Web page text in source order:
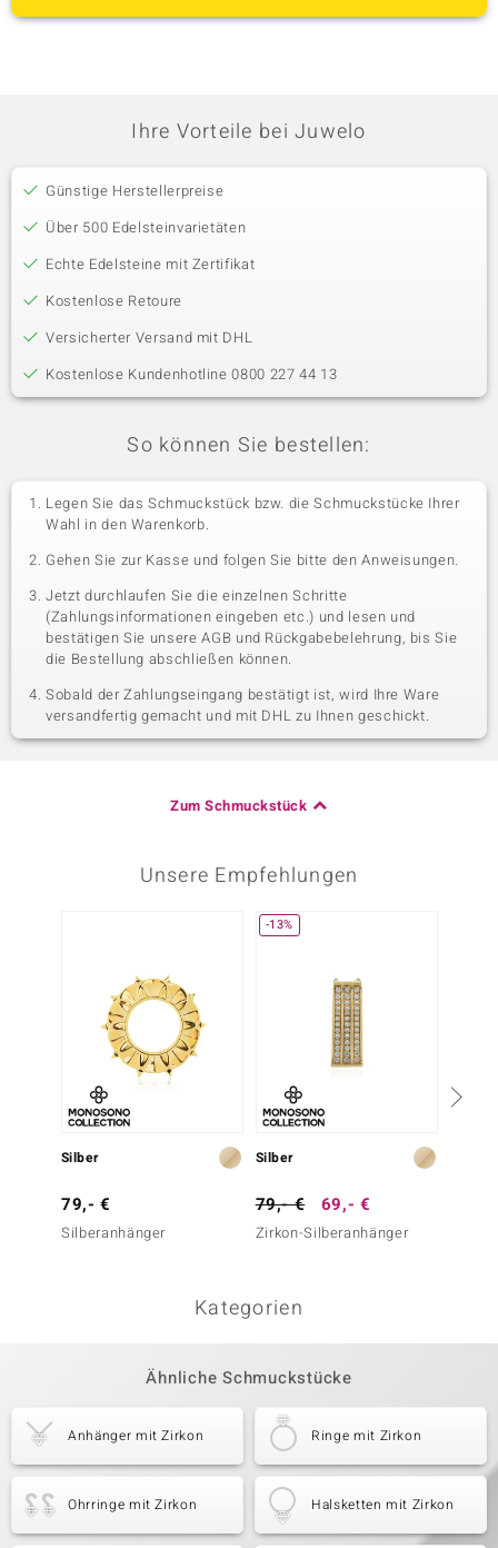
Ihre Vorteile bei Juwelo
Günstige Herstellerpreise
Über 500 Edelsteinvarietäten
Echte Edelsteine mit Zertifikat
Kostenlose Retoure
Versicherter Versand mit DHL
Kostenlose Kundenhotline 0800 227 44 13
So können Sie bestellen:
Legen Sie das Schmuckstück bzw. die Schmuckstücke Ihrer
Wahl in den Warenkorb.
Gehen Sie zur Kasse und folgen Sie bitte den Anweisungen.
Jetzt durchlaufen Sie die einzelnen Schritte
(Zahlungsinformationen eingeben etc.) und lesen und
bestätigen Sie unsere AGB und Rückgabebelehrung, bis Sie
die Bestellung abschließen können.
Sobald der Zahlungseingang bestätigt ist, wird Ihre Ware
versandfertig gemacht und mit DHL zu Ihnen geschickt.
Zum Schmuckstück
Unsere Empfehlungen
Silber
79,- €
Silberanhänger
-13%
Silber
79,- € 69,- €
Zirkon-Silberanhänger
Kategorien
Ähnliche Schmuckstücke
Anhänger mit Zirkon Ringe mit Zirkon
Ohrringe mit Zirkon Halsketten mit Zirkon